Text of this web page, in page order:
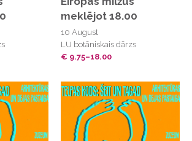
meklējot 18.00
10 August
LU botāniskais dārzs
€ 9.75–18.00